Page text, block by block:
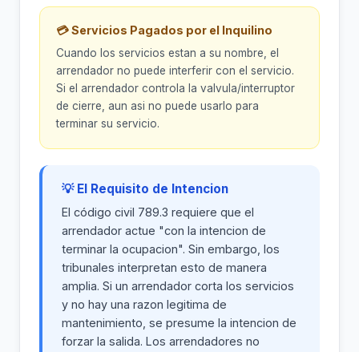
💳 Servicios Pagados por el Inquilino
Cuando los servicios estan a su nombre, el
arrendador no puede interferir con el servicio.
Si el arrendador controla la valvula/interruptor
de cierre, aun asi no puede usarlo para
terminar su servicio.
💡 El Requisito de Intencion
El código civil 789.3 requiere que el
arrendador actue "con la intencion de
terminar la ocupacion". Sin embargo, los
tribunales interpretan esto de manera
amplia. Si un arrendador corta los servicios
y no hay una razon legitima de
mantenimiento, se presume la intencion de
forzar la salida. Los arrendadores no